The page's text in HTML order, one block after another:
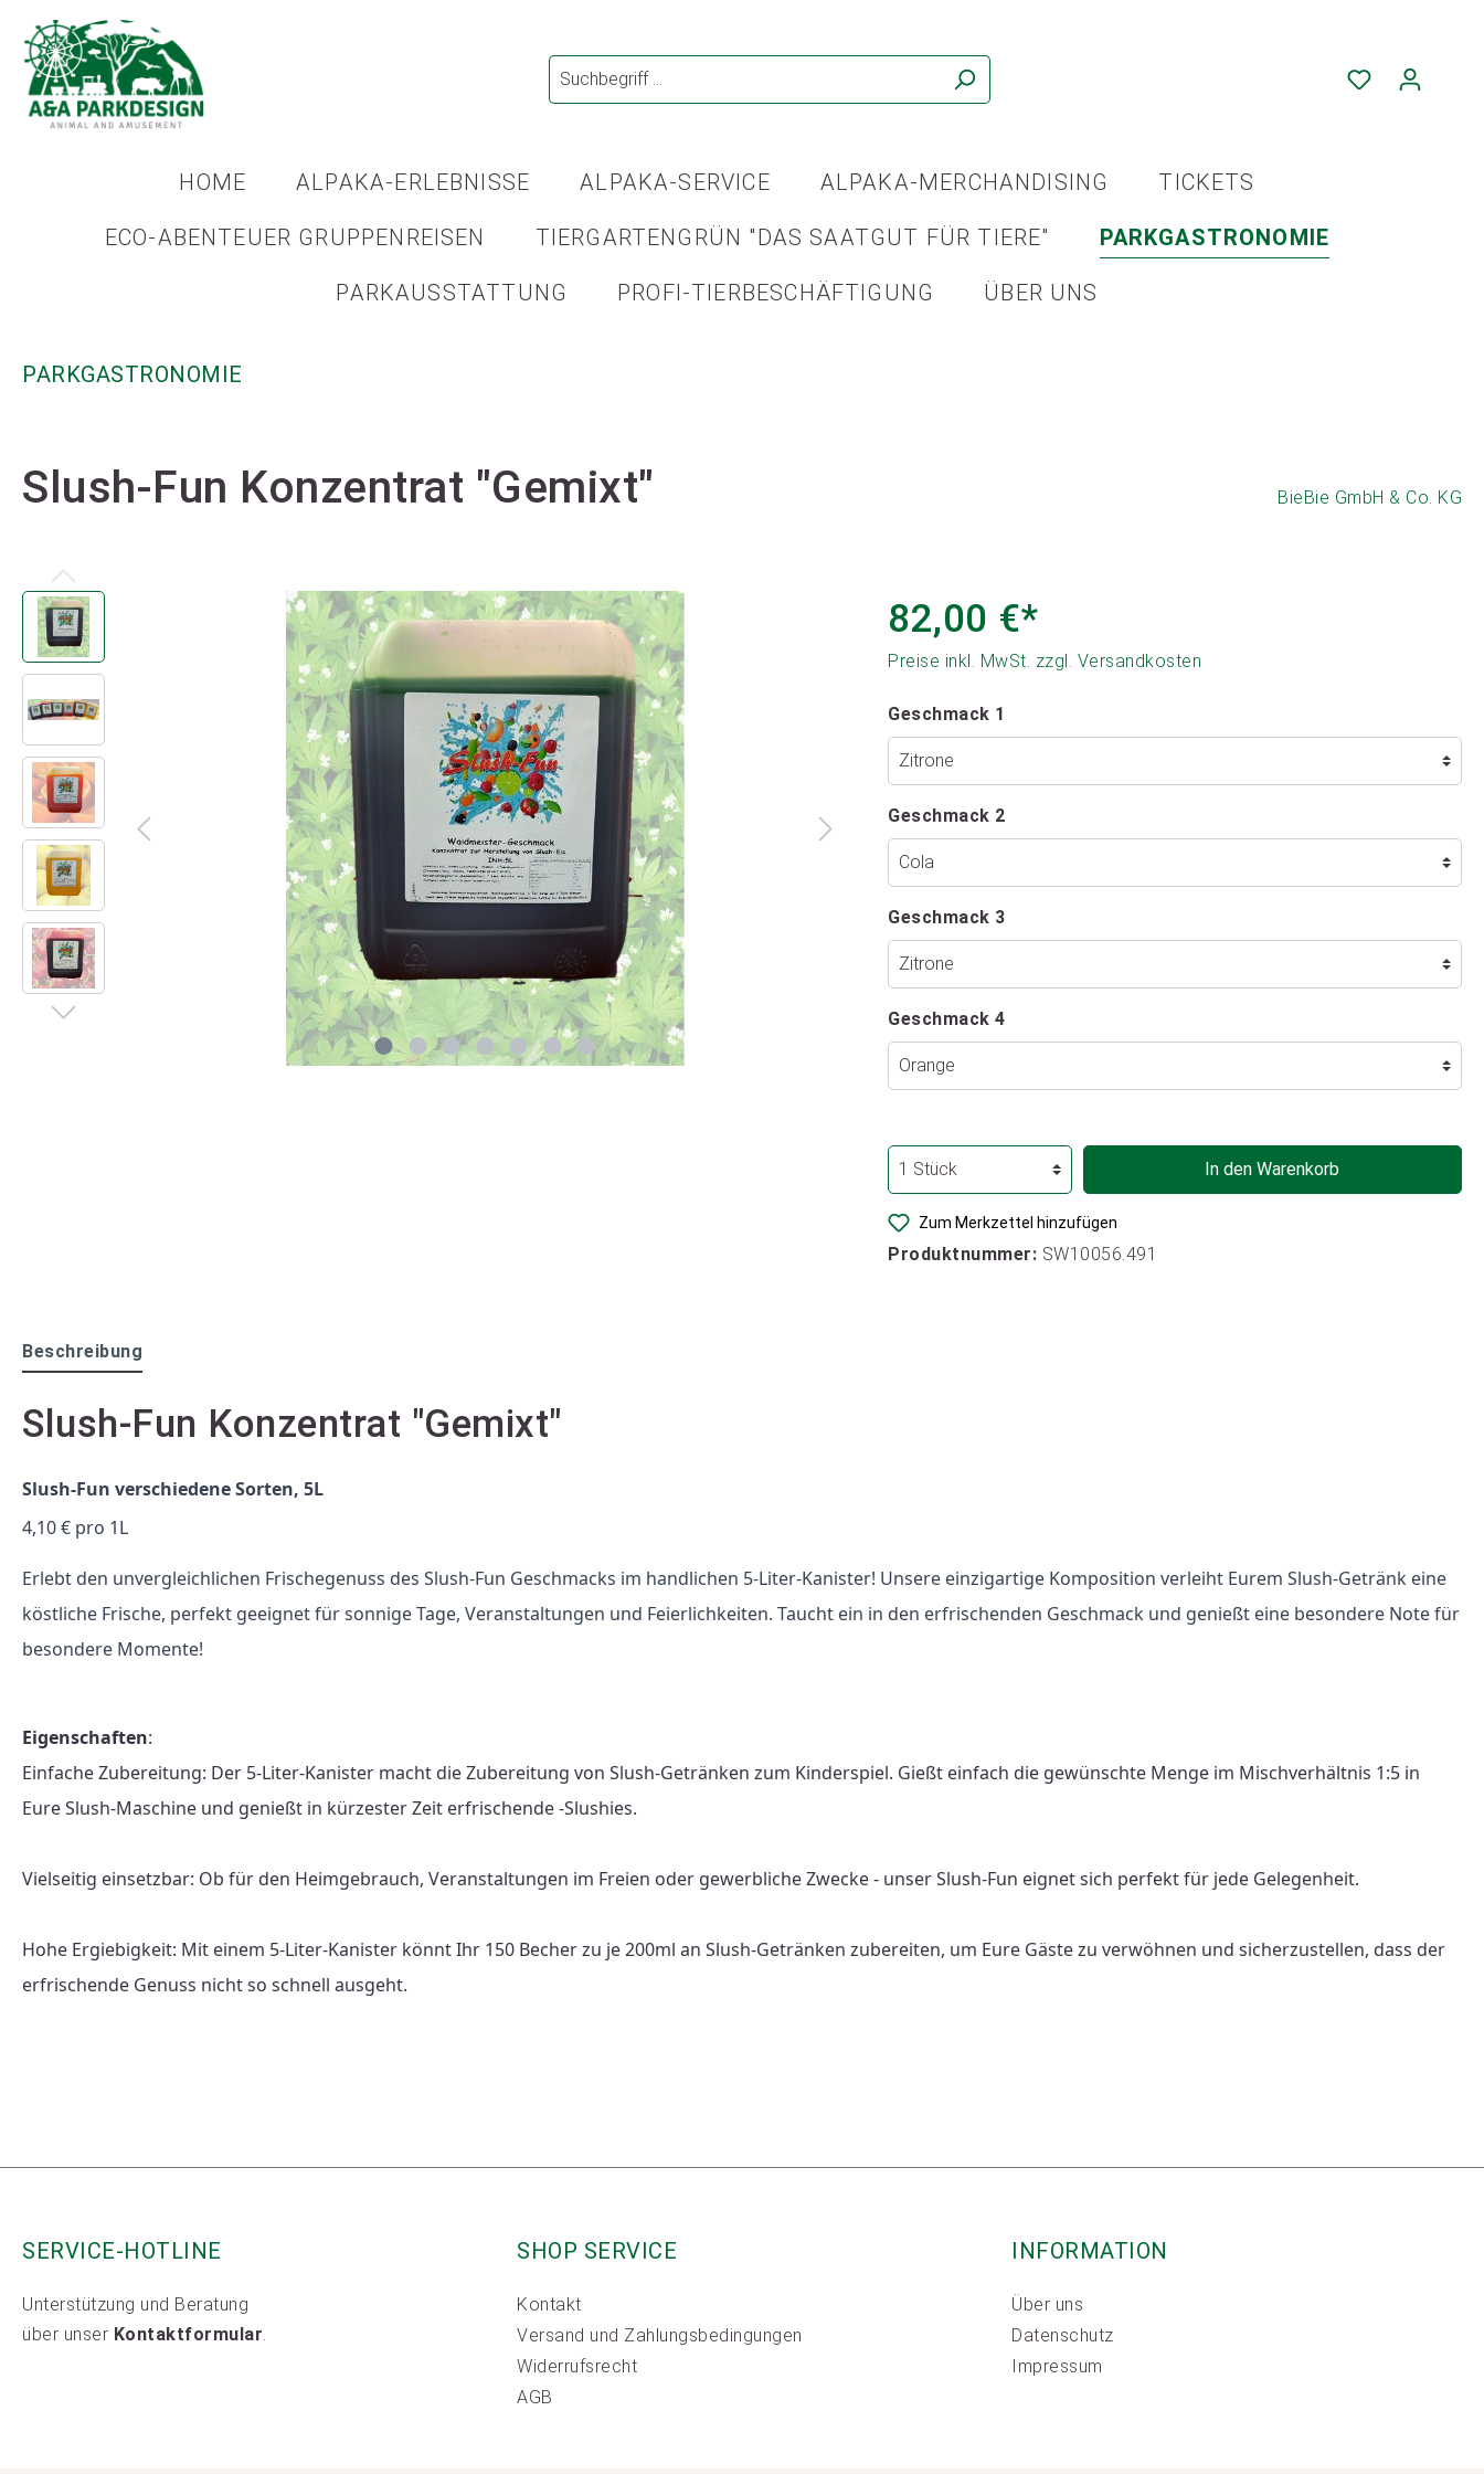
HOME ALPAKA-ERLEBNISSE ALPAKA-SERVICE ALPAKA-MERCHANDISING TICKETS
ECO-ABENTEUER GRUPPENREISEN TIERGARTENGRÜN "DAS SAATGUT FÜR TIERE" PARKGASTRONOMIE
PARKAUSSTATTUNG PROFI-TIERBESCHÄFTIGUNG ÜBER UNS
PARKGASTRONOMIE
Slush-Fun Konzentrat "Gemixt" BieBie GmbH & Co. KG
82,00 €*
Preise inkl. MwSt. zzgl. Versandkosten
Geschmack 1
Geschmack 2
Geschmack 3
Geschmack 4
In den Warenkorb
Zum Merkzettel hinzufügen
Produktnummer: SW10056.491
Beschreibung
Slush-Fun Konzentrat "Gemixt"
Slush-Fun verschiedene Sorten, 5L
4,10 € pro 1L
Erlebt den unvergleichlichen Frischegenuss des Slush-Fun Geschmacks im handlichen 5-Liter-Kanister! Unsere einzigartige Komposition verleiht Eurem Slush-Getränk eine
köstliche Frische, perfekt geeignet für sonnige Tage, Veranstaltungen und Feierlichkeiten. Taucht ein in den erfrischenden Geschmack und genießt eine besondere Note für
besondere Momente!
Eigenschaften:
Einfache Zubereitung: Der 5-Liter-Kanister macht die Zubereitung von Slush-Getränken zum Kinderspiel. Gießt einfach die gewünschte Menge im Mischverhältnis 1:5 in
Eure Slush-Maschine und genießt in kürzester Zeit erfrischende -Slushies.
Vielseitig einsetzbar: Ob für den Heimgebrauch, Veranstaltungen im Freien oder gewerbliche Zwecke - unser Slush-Fun eignet sich perfekt für jede Gelegenheit.
Hohe Ergiebigkeit: Mit einem 5-Liter-Kanister könnt Ihr 150 Becher zu je 200ml an Slush-Getränken zubereiten, um Eure Gäste zu verwöhnen und sicherzustellen, dass der
erfrischende Genuss nicht so schnell ausgeht.
SERVICE-HOTLINE
Unterstützung und Beratung
über unser Kontaktformular.
SHOP SERVICE
Kontakt
Versand und Zahlungsbedingungen
Widerrufsrecht
AGB
INFORMATION
Über uns
Datenschutz
Impressum